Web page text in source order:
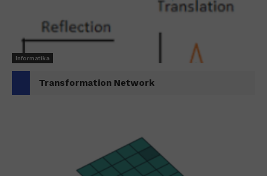
Informatika
Transformation Network